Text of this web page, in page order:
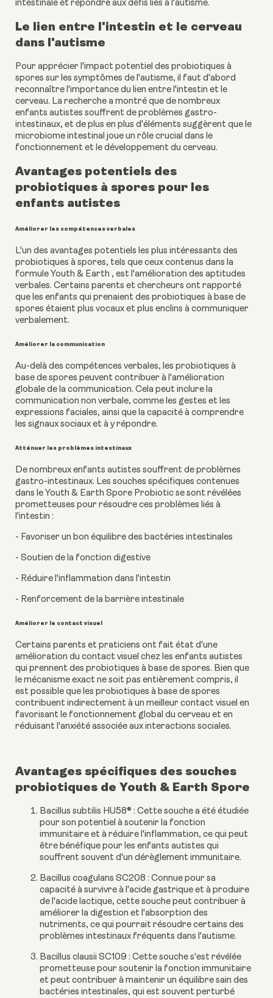
intestinale et répondre aux défis liés à l'autisme.
Le lien entre l'intestin et le cerveau
dans l'autisme
Pour apprécier l'impact potentiel des probiotiques à
spores sur les symptômes de l'autisme, il faut d'abord
reconnaître l'importance du lien entre l'intestin et le
cerveau. La recherche a montré que de nombreux
enfants autistes souffrent de problèmes gastro-
intestinaux, et de plus en plus d'éléments suggèrent que le
microbiome intestinal joue un rôle crucial dans le
fonctionnement et le développement du cerveau.
Avantages potentiels des
probiotiques à spores pour les
enfants autistes
Améliorer les compétences verbales
L'un des avantages potentiels les plus intéressants des
probiotiques à spores, tels que ceux contenus dans la
formule Youth & Earth , est l'amélioration des aptitudes
verbales. Certains parents et chercheurs ont rapporté
que les enfants qui prenaient des probiotiques à base de
spores étaient plus vocaux et plus enclins à communiquer
verbalement.
Améliorer la communication
Au-delà des compétences verbales, les probiotiques à
base de spores peuvent contribuer à l'amélioration
globale de la communication. Cela peut inclure la
communication non verbale, comme les gestes et les
expressions faciales, ainsi que la capacité à comprendre
les signaux sociaux et à y répondre.
Atténuer les problèmes intestinaux
De nombreux enfants autistes souffrent de problèmes
gastro-intestinaux. Les souches spécifiques contenues
dans le Youth & Earth Spore Probiotic se sont révélées
prometteuses pour résoudre ces problèmes liés à
l'intestin :
- Favoriser un bon équilibre des bactéries intestinales
- Soutien de la fonction digestive
- Réduire l'inflammation dans l'intestin
- Renforcement de la barrière intestinale
Améliorer le contact visuel
Certains parents et praticiens ont fait état d'une
amélioration du contact visuel chez les enfants autistes
qui prennent des probiotiques à base de spores. Bien que
le mécanisme exact ne soit pas entièrement compris, il
est possible que les probiotiques à base de spores
contribuent indirectement à un meilleur contact visuel en
favorisant le fonctionnement global du cerveau et en
réduisant l'anxiété associée aux interactions sociales.
Avantages spécifiques des souches
probiotiques de Youth & Earth Spore
Bacillus subtilis HU58® : Cette souche a été étudiée
pour son potentiel à soutenir la fonction
immunitaire et à réduire l'inflammation, ce qui peut
être bénéfique pour les enfants autistes qui
souffrent souvent d'un dérèglement immunitaire.
Bacillus coagulans SC208 : Connue pour sa
capacité à survivre à l'acide gastrique et à produire
de l'acide lactique, cette souche peut contribuer à
améliorer la digestion et l'absorption des
nutriments, ce qui pourrait résoudre certains des
problèmes intestinaux fréquents dans l'autisme.
Bacillus clausii SC109 : Cette souche s'est révélée
prometteuse pour soutenir la fonction immunitaire
et peut contribuer à maintenir un équilibre sain des
bactéries intestinales, qui est souvent perturbé